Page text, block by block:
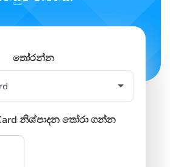
තෝරන්න
නිශ්පාදන තෝරා ගන්න